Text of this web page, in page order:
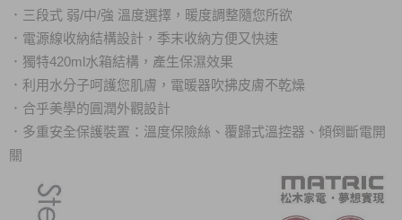
． 三段式 弱/中/強 溫度選擇，暖度調整隨您所欲
． 電源線收納結構設計，季末收納方便又快速
． 獨特420ml水箱結構，產生保濕效果
． 利用水分子呵護您肌膚，電暖器吹拂皮膚不乾燥
． 合乎美學的圓潤外觀設計
． 多重安全保護裝置：溫度保險絲、覆歸式溫控器、傾倒斷電開
關